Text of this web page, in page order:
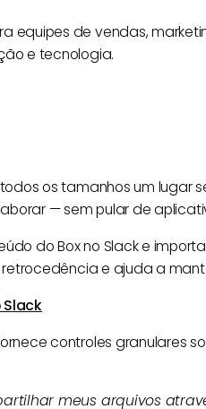
equipes de vendas,
e tecnologia.
os tamanhos um lugar
— sem pular de
do Box no Slack e
e ajuda a
Slack
controles granulares
meus arquivos